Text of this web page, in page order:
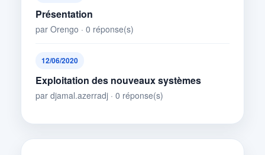
Présentation
par Orengo · 0 réponse(s)
12/06/2020
Exploitation des nouveaux systèmes
par djamal.azerradj · 0 réponse(s)